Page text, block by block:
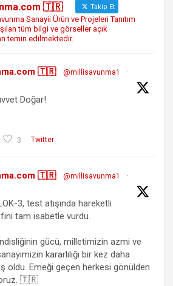
🇹🇷 Takip Et
Sanayii Ürün ve Projeleri Tanıtım
tüm bilgi ve görseller açık
temin edilmektedir.
🇹🇷 @millisavunma1
·
Doğar!
3 Twitter
🇹🇷 @millisavunma1
·
3, test atışında hareketli
tam isabetle vurdu.
gücü, milletimizin azmi ve
kararlılığı bir kez daha
oldu. Emeği geçen herkesi gönülden
🇹🇷